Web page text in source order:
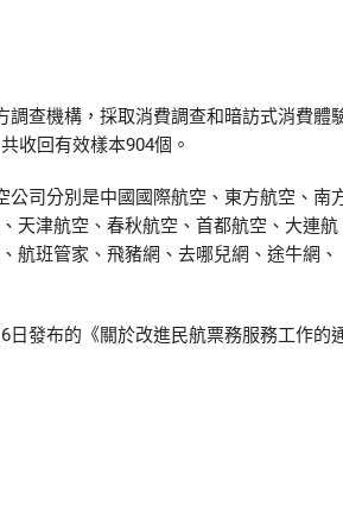
查機構，採取消費調查和暗訪式消費體
收回有效樣本904個。
司分別是中國國際航空、東方航空、南
天津航空、春秋航空、首都航空、大連航
航班管家、飛豬網、去哪兒網、途牛網、
發布的《關於改進民航票務服務工作的